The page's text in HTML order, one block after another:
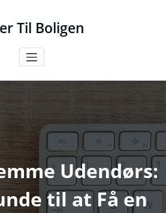
Til Boligen
Udendørs:
til at Få en